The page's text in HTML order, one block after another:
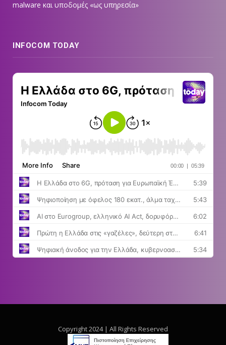
malware και υποδομές «ως υπηρεσία»
INFOCOM TODAY
Copyright 2024 | All Rights Reserved